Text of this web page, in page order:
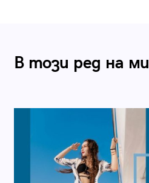
В този ред на